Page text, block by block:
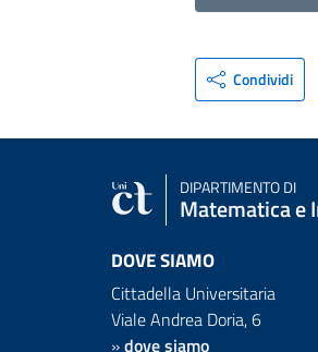
Condividi
DIPARTIMENTO DI
Matematica e
DOVE SIAMO
Cittadella Universitaria
Viale Andrea Doria, 6
»dove siamo